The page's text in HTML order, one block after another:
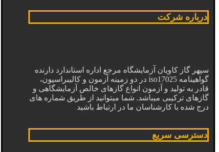
درباره شرکت
سپهر گاز کاویان آزمایشگاه مرجع اداره استاندارد دارنده
گواهینامه iso17025 در دو زمینه آزمون و کالیبراسیون،
قادر به تولید و آزمون انواع گازهای خالص آزمایشگاهی و
گازهای ترکیبی میباشد. شما میتوانید از طریق شماره های
درج شده با کارشناسان ما در ارتباط باشید
دسترسی سریع